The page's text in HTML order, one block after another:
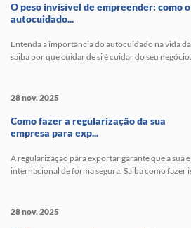
O peso invisível de empreender: como o
autocuidado...
Entenda a importância do autocuidado na vida
saiba por que cuidar de si é cuidar do seu negócio.
28 nov. 2025
Como fazer a regularização da sua
empresa para exp...
A regularização para exportar garante que a sua
internacional de forma segura. Saiba como fazer
28 nov. 2025